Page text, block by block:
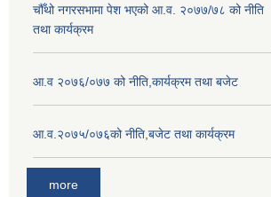
चौँथो नगरसभामा पेश भएको आ.व. २०७७/७८ को नीति
तथा कार्यक्रम
आ.व २०७६/०७७ को नीति,कार्यक्रम तथा बजेट
आ.व.२०७५/०७६को नीति,बजेट तथा कार्यक्रम
more